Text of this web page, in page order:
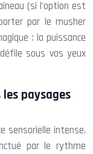
(si l’option est
par le musher
: la puissance
sous vos yeux
paysages
sensorielle intense.
par le rythme